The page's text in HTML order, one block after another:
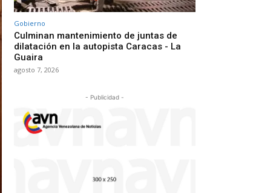
Gobierno
Culminan mantenimiento de juntas de
dilatación en la autopista Caracas - La
Guaira
agosto 7, 2026
- Publicidad -